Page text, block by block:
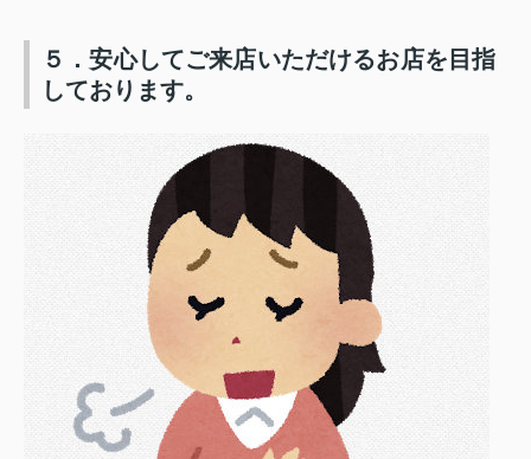
５．安心してご来店いただけるお店を目指
しております。